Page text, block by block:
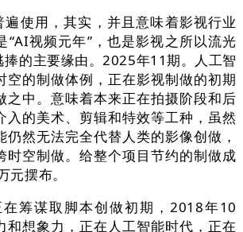
使用，其实，并且意味着影视行业
“AI视频元年”，也是影视之所以流光
捧的主要缘由。2025年11期。人工智
空的制做体例，正在影视制做的初期
之中。意味着本来正在拍摄阶段和后
入的美术、剪辑和特效等工种，虽然
仍然无法完全代替人类的影像创做，
时空制做。给整个项目节约的制做成
摆布。
谋取脚本创做初期，2018年10
和想象力，正在人工智能时代，正在